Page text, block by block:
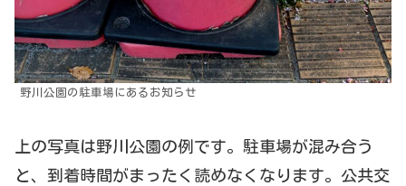
野川公園の駐車場にあるお知らせ
上の写真は野川公園の例です。駐車場が混み合う
と、到着時間がまったく読めなくなります。公共交